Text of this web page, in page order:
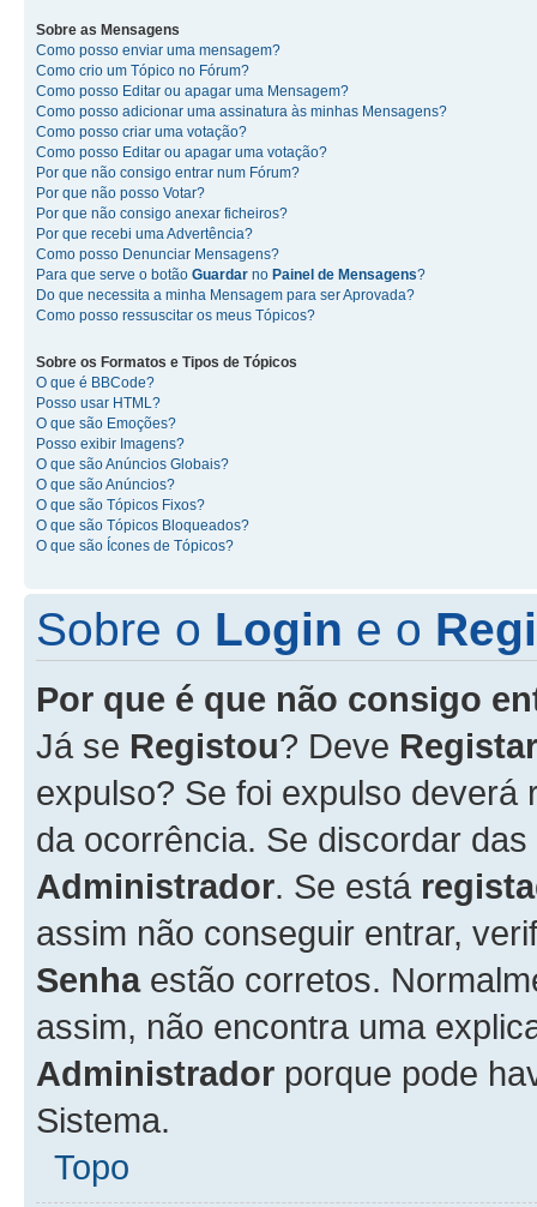
Sobre as Mensagens
Como posso enviar uma mensagem?
Como crio um Tópico no Fórum?
Como posso Editar ou apagar uma Mensagem?
Como posso adicionar uma assinatura às minhas Mensagens?
Como posso criar uma votação?
Como posso Editar ou apagar uma votação?
Por que não consigo entrar num Fórum?
Por que não posso Votar?
Por que não consigo anexar ficheiros?
Por que recebi uma Advertência?
Como posso Denunciar Mensagens?
Para que serve o botão Guardar no Painel de Mensagens?
Do que necessita a minha Mensagem para ser Aprovada?
Como posso ressuscitar os meus Tópicos?
Sobre os Formatos e Tipos de Tópicos
O que é BBCode?
Posso usar HTML?
O que são Emoções?
Posso exibir Imagens?
O que são Anúncios Globais?
O que são Anúncios?
O que são Tópicos Fixos?
O que são Tópicos Bloqueados?
O que são Ícones de Tópicos?
Sobre o Login e o
Por que é que não consigo
Já se Registou? Deve
expulso? Se foi expulso
da ocorrência. Se discordar
Administrador. Se está
assim não conseguir entrar,
Senhaestão corretos.
assim, não encontra uma
Administrador porque pode
Sistema.
Topo